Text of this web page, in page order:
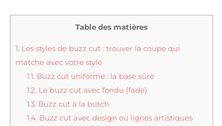
Table des matières
1. Les styles de buzz cut : trouver la coupe qui
matche avec votre style
1.1. Buzz cut uniforme : la base sûre
1.2. Le buzz cut avec fondu (fade)
1.3. Buzz cut à la butch
1.4. Buzz cut avec design ou lignes artistiques